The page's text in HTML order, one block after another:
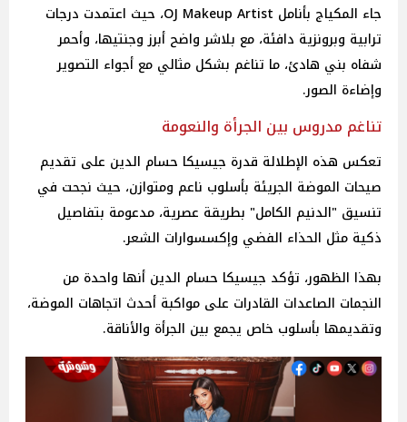
جاء المكياج بأنامل OJ Makeup Artist، حيث اعتمدت درجات
ترابية وبرونزية دافئة، مع بلاشر واضح أبرز وجنتيها، وأحمر
شفاه بني هادئ، ما تناغم بشكل مثالي مع أجواء التصوير
وإضاءة الصور.
تناغم مدروس بين الجرأة والنعومة
تعكس هذه الإطلالة قدرة جيسيكا حسام الدين على تقديم
صيحات الموضة الجريئة بأسلوب ناعم ومتوازن، حيث نجحت في
تنسيق "الدنيم الكامل" بطريقة عصرية، مدعومة بتفاصيل
ذكية مثل الحذاء الفضي وإكسسوارات الشعر.
بهذا الظهور، تؤكد جيسيكا حسام الدين أنها واحدة من
النجمات الصاعدات القادرات على مواكبة أحدث اتجاهات الموضة،
وتقديمها بأسلوب خاص يجمع بين الجرأة والأناقة.